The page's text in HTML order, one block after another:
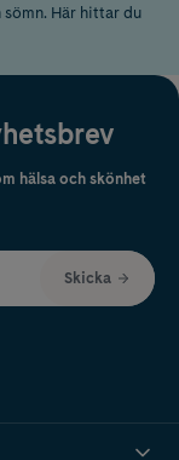
Här hittar du
hälsa och skönhet
Skicka